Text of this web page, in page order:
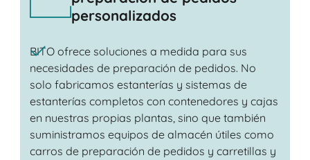
personalizados
BITO ofrece soluciones a medida para sus
necesidades de preparación de pedidos. No
solo fabricamos estanterías y sistemas de
estanterías completos con contenedores y cajas
en nuestras propias plantas, sino que también
suministramos equipos de almacén útiles como
carros de preparación de pedidos y carretillas y